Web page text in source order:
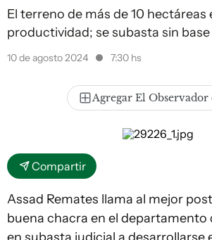
El terreno de más de 10 hectáreas
productividad; se subasta sin base
10 de agosto 2024 7:30 hs
Agregar El Observador
Compartir
Assad Remates llama al mejor
buena chacra en el departamento